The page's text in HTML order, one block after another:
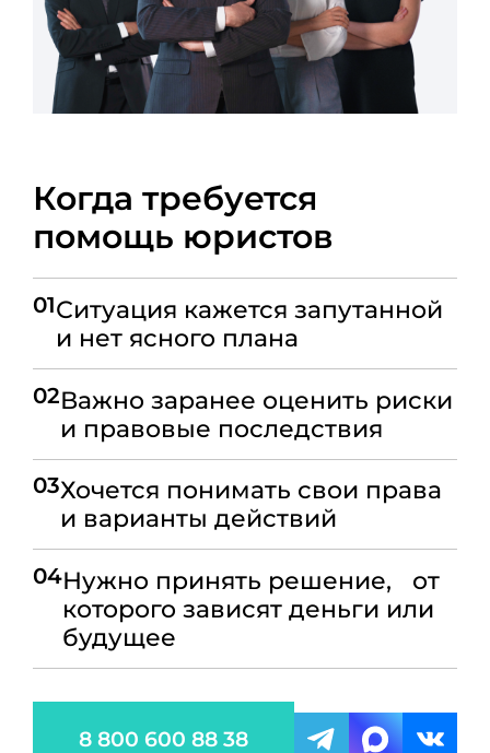
Когда требуется
помощь юристов
01Ситуация кажется запутанной
и нет ясного плана
02Важно заранее оценить риски
и правовые последствия
03Хочется понимать свои права
и варианты действий
04Нужно принять решение, от
которого зависят деньги или
будущее
8 800 600 88 38